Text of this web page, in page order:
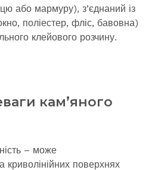
або мармуру), з’єднаний із
поліестер, фліс, бавовна)
клейового розчину.
кам’яного
– може
криволінійних поверхнях